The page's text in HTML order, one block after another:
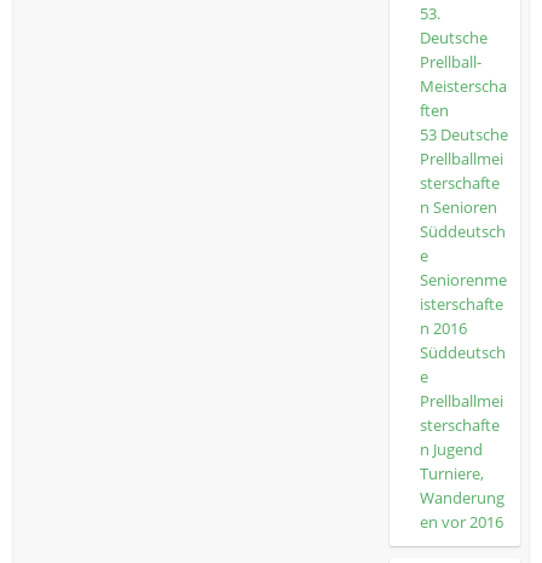
53.
Deutsche
Prellball-
Meisterscha
ften
53 Deutsche
Prellballmei
sterschafte
n Senioren
Süddeutsch
e
Seniorenme
isterschafte
n 2016
Süddeutsch
e
Prellballmei
sterschafte
n Jugend
Turniere,
Wanderung
en vor 2016